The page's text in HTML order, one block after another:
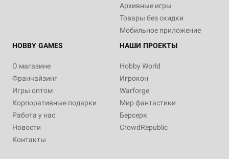
Архивные игры
Товары без скидки
Мобильное приложение
HOBBY GAMES
О магазине
Франчайзинг
Игры оптом
Корпоративные подарки
Работа у нас
Новости
Контакты
НАШИ ПРОЕКТЫ
Hobby World
Игрокон
Warforge
Мир фантастики
Берсерк
CrowdRepublic